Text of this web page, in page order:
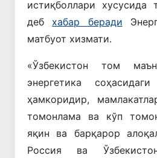
истиқболлари хусусида
деб хабар беради
матбуот хизмати.
«Ўзбекистон том
энергетика
ҳамкоридир,
томонлама ва кўп
яқин ва барқарор
Россия ва